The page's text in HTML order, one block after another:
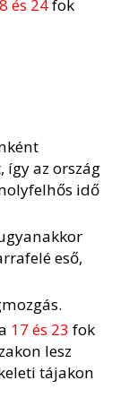
és 24fok
így az ország
idő
eső,
17 és 23 fok
lesz
tájakon